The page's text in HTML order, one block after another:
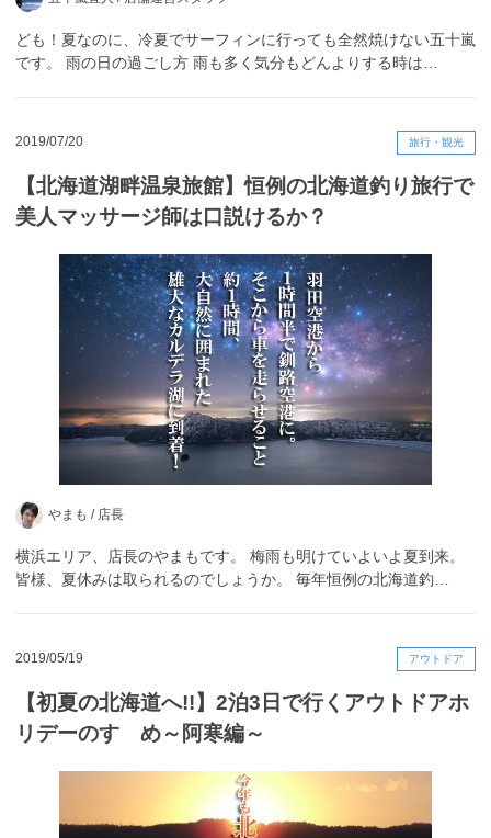
ども！夏なのに、冷夏でサーフィンに行っても全然焼けない五十嵐
です。 雨の日の過ごし方 雨も多く気分もどんよりする時は…
2019/07/20 旅行・観光
【北海道湖畔温泉旅館】恒例の北海道釣り旅行で
美人マッサージ師は口説けるか？
やまも / 店長
横浜エリア、店長のやまもです。 梅雨も明けていよいよ夏到来。
皆様、夏休みは取られるのでしょうか。 毎年恒例の北海道釣…
2019/05/19 アウトドア
【初夏の北海道へ!!】2泊3日で行くアウトドアホ
リデーのすゝめ～阿寒編～